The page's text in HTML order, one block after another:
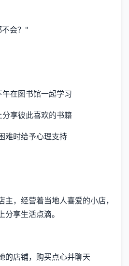
会？"
在图书馆一起学习
享彼此喜欢的书籍
难时给予心理支持
，经营着当地人喜爱的小店，
享生活点滴。
的店铺，购买点心并聊天